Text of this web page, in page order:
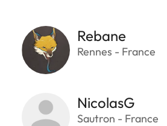
Rebane
Rennes - France
NicolasG
Sautron - France